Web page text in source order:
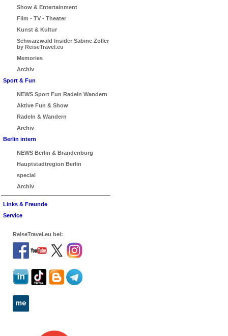
Show & Entertainment
Film - TV - Theater
Kunst & Kultur
Schwarzwald Insider Sabine Zoller
by ReiseTravel.eu
Memories
Archiv
Sport & Fun
NEWS Sport Fun Radeln Wandern
Aktive Fun & Show
Radeln & Wandern
Archiv
Berlin intern
NEWS Berlin & Brandenburg
Hauptstadtregion Berlin
special
Archiv
Links & Freunde
Service
ReiseTravel.eu bei: